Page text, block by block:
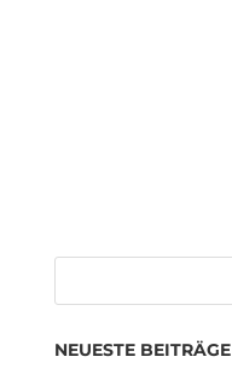
NEUESTE BEITRÄGE